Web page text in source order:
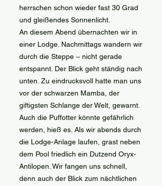
herrschen schon wieder fast 30 Grad
und gleißendes Sonnenlicht.
An diesem Abend übernachten wir in
einer Lodge. Nachmittags wandern wir
durch die Steppe – nicht gerade
entspannt. Der Blick geht ständig nach
unten. Zu eindrucksvoll hatte man uns
vor der schwarzen Mamba, der
giftigsten Schlange der Welt, gewarnt.
Auch die Puffotter könnte gefährlich
werden, hieß es. Als wir abends durch
die Lodge-Anlage laufen, grast neben
dem Pool friedlich ein Dutzend Oryx-
Antilopen. Wir fangen uns schnell,
denn auch der Blick zum nächtlichen